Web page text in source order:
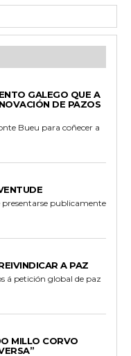
GALEGO QUE A
DE PAZOS
Bueu para coñecer a
presentarse publicamente
A PAZ
á petición global de paz
MILLO CORVO